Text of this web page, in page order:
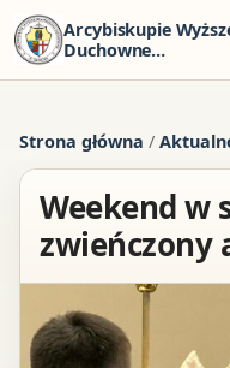
Arcybiskupie
Duchowne
Strona główna /
Weekend w
zwieńczony